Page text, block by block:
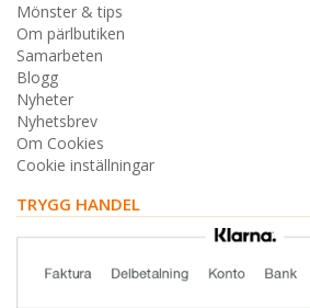
Mönster & tips
Om pärlbutiken
Samarbeten
Blogg
Nyheter
Nyhetsbrev
Om Cookies
Cookie inställningar
TRYGG HANDEL